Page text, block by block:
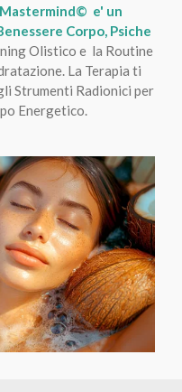
© e' un
Corpo, Psiche
Olistico e la Routine
La Terapia ti
Strumenti Radionici per
Energetico.